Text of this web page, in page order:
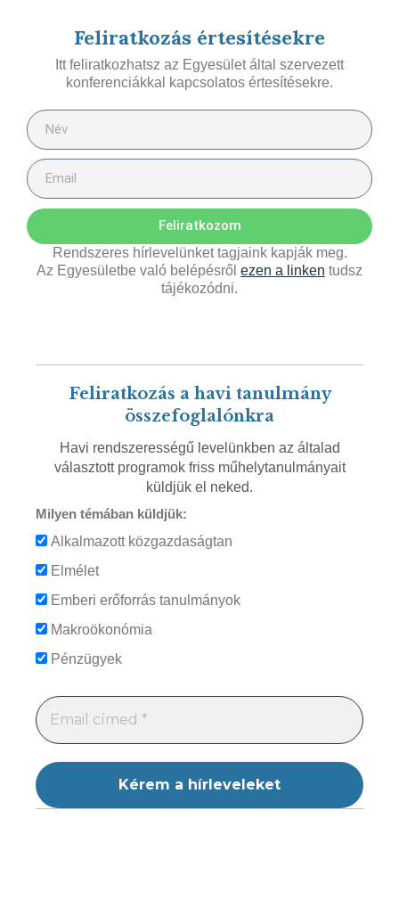
Feliratkozás értesítésekre
Itt feliratkozhatsz az Egyesület által szervezett
konferenciákkal kapcsolatos értesítésekre.
Feliratkozom
Rendszeres hírlevelünket tagjaink kapják meg.
Az Egyesületbe való belépésről ezen a linken tudsz
tájékozódni.
Feliratkozás a havi tanulmány
összefoglalónkra
Havi rendszerességű levelünkben az általad
választott programok friss műhelytanulmányait
küldjük el neked.
Milyen témában küldjük:
Alkalmazott közgazdaságtan
Elmélet
Emberi erőforrás tanulmányok
Makroökonómia
Pénzügyek